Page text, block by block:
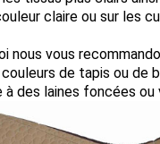
claire ou sur les
nous vous
de tapis ou de
à des laines foncées ou